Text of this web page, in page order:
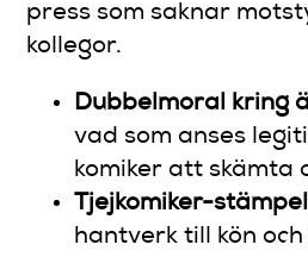
press som saknar
kollegor.
Dubbelmoral kring
vad som anses
komiker att skämta
Tjejkomiker-
hantverk till kön